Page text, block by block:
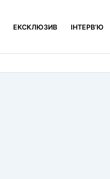
ЕКСКЛЮЗИВ ІНТЕРВ’Ю